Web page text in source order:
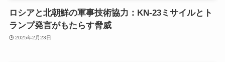
ロシアと北朝鮮の軍事技術協力：KN-23ミサイルとト
ランプ発言がもたらす脅威
2025年2月23日